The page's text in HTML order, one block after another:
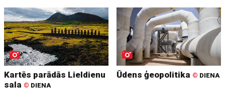
Kartēs parādās Lieldienu
sala © DIENA
Ūdens ģeopolitika © DIENA